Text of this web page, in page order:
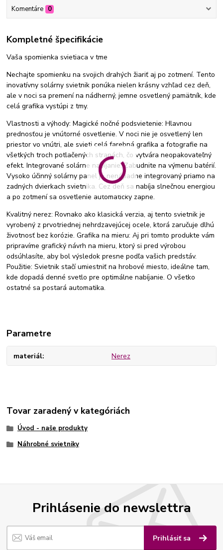
Komentáre 0
Kompletné špecifikácie
Vaša spomienka svietiaca v tme
Nechajte spomienku na svojich drahých žiariť aj po zotmení. Tento
inovatívny solárny svietnik ponúka nielen krásny vzhľad cez deň,
ale v noci sa premení na nádherný, jemne osvetlený pamätník, kde
celá grafika vystúpi z tmy.
Vlastnosti a výhody: Magické nočné podsvietenie: Hlavnou
prednosťou je vnútorné osvetlenie. V noci nie je osvetlený len
priestor vo vnútri, ale svieti celá farebná grafika a fotografie na
všetkých troch potlačených stranách, čo vytvára neopakovateľný
efekt. Integrované solárne nabíjanie: Zabudnite na výmenu batérií.
Vysoko účinný solárny panel je nenápadne integrovaný priamo na
zadných dvierkach svietnika. Cez deň sa nabíja slnečnou energiou
a po zotmení sa osvetlenie automaticky zapne.
Kvalitný nerez: Rovnako ako klasická verzia, aj tento svietnik je
vyrobený z prvotriednej nehrdzavejúcej ocele, ktorá zaručuje dlhú
životnosť bez korózie. Grafika na mieru: Aj pri tomto produkte vám
pripravíme grafický návrh na mieru, ktorý si pred výrobou
odsúhlasíte, aby bol výsledok presne podľa vašich predstáv.
Použitie: Svietnik stačí umiestniť na hrobové miesto, ideálne tam,
kde dopadá denné svetlo pre optimálne nabíjanie. O všetko
ostatné sa postará automatika.
Parametre
materiál Nerez
Tovar zaradený v kategóriách
Úvod - naše produkty
Náhrobné svietniky
Prihlásenie do newslettra
Prihlásiť sa